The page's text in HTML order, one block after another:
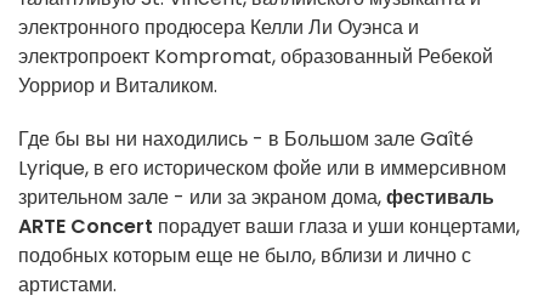
электронного продюсера Келли Ли Оуэнса и
электропроект Kompromat, образованный Ребекой
Уорриор и Виталиком.
Где бы вы ни находились - в Большом зале Gaîté
Lyrique, в его историческом фойе или в иммерсивном
зрительном зале - или за экраном дома,фестиваль
ARTE Concert порадует ваши глаза и уши концертами,
подобных которым еще не было, вблизи и лично с
артистами.